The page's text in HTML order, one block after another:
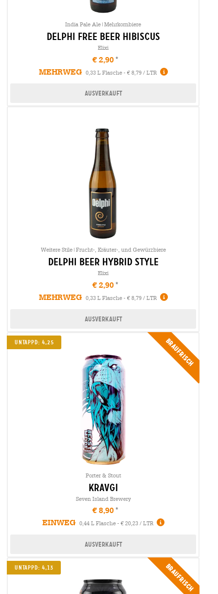
India Pale Ale|Mehrkornbiere
delphi free beer hibiscus
Elixi
€ 2,90
MEHRWEG
0,33 L Flasche - € 8,79 / LTR
Ausverkauft
Weitere Stile|Frucht-, Kräuter-, und Gewürzbiere
delphi beer hybrid style
Elixi
€ 2,90
MEHRWEG
0,33 L Flasche - € 8,79 / LTR
Ausverkauft
Braufrisch
UNTAPPD: 4,25
Porter & Stout
kravgi
Seven Island Brewery
€ 8,90
EINWEG
0,44 L Flasche - € 20,23 / LTR
Ausverkauft
Braufrisch
UNTAPPD: 4,13